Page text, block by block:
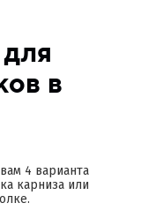
в
4 варианта
карниза или